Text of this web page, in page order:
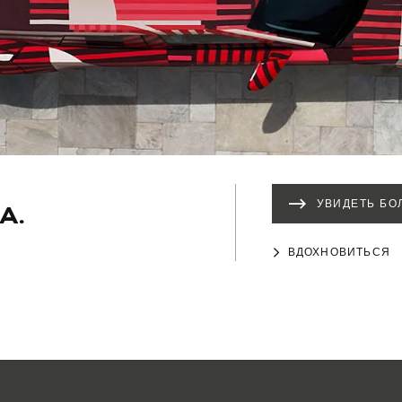
УВИДЕТЬ
ВДОХНОВИТЬСЯ